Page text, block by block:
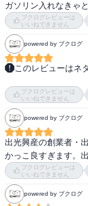
ガソリン入れなきゃ
ブクログレビューは
いいねできません
powered by ブクログ
このレビューはネ
国岡鐵造の消費者の
生き様に惚れ惚れし
度になんとか難所を
いていく彼の姿に何
鐵造の店員達を家族
くれる店主に報いよ
かります。歴史小説
ちた魅力が詰まった
ブクログレビューは
いいねできません
powered by ブクログ
出光興産の創業者・
かっこ良すぎます。
ブクログレビューは
いいねできません
powered by ブクログ